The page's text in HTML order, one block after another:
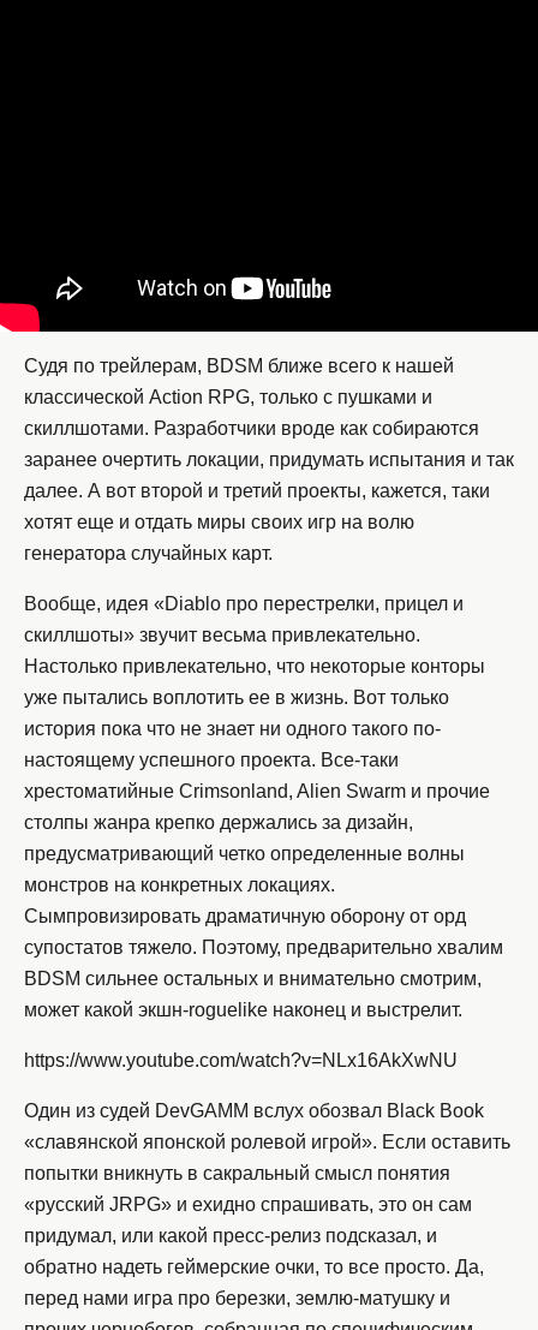
Судя по трейлерам, BDSM ближе всего к нашей
классической Action RPG, только с пушками и
скиллшотами. Разработчики вроде как собираются
заранее очертить локации, придумать испытания и так
далее. А вот второй и третий проекты, кажется, таки
хотят еще и отдать миры своих игр на волю
генератора случайных карт.
Вообще, идея «Diablo про перестрелки, прицел и
скиллшоты» звучит весьма привлекательно.
Настолько привлекательно, что некоторые конторы
уже пытались воплотить ее в жизнь. Вот только
история пока что не знает ни одного такого по-
настоящему успешного проекта. Все-таки
хрестоматийные Crimsonland, Alien Swarm и прочие
столпы жанра крепко держались за дизайн,
предусматривающий четко определенные волны
монстров на конкретных локациях.
Сымпровизировать драматичную оборону от орд
супостатов тяжело. Поэтому, предварительно хвалим
BDSM сильнее остальных и внимательно смотрим,
может какой экшн-roguelike наконец и выстрелит.
https://www.youtube.com/watch?v=NLx16AkXwNU
Один из судей DevGAMM вслух обозвал Black Book
«славянской японской ролевой игрой». Если оставить
попытки вникнуть в сакральный смысл понятия
«русский JRPG» и ехидно спрашивать, это он сам
придумал, или какой пресс-релиз подсказал, и
обратно надеть геймерские очки, то все просто. Да,
перед нами игра про березки, землю-матушку и